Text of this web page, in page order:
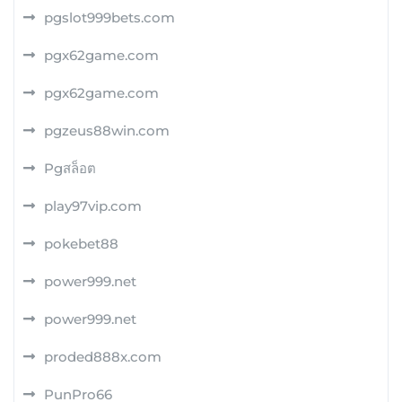
pgslot999bets.com
pgx62game.com
pgx62game.com
pgzeus88win.com
Pgสล็อต
play97vip.com
pokebet88
power999.net
power999.net
proded888x.com
PunPro66